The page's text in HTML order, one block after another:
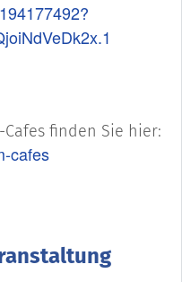
finden Sie hier:
cafes